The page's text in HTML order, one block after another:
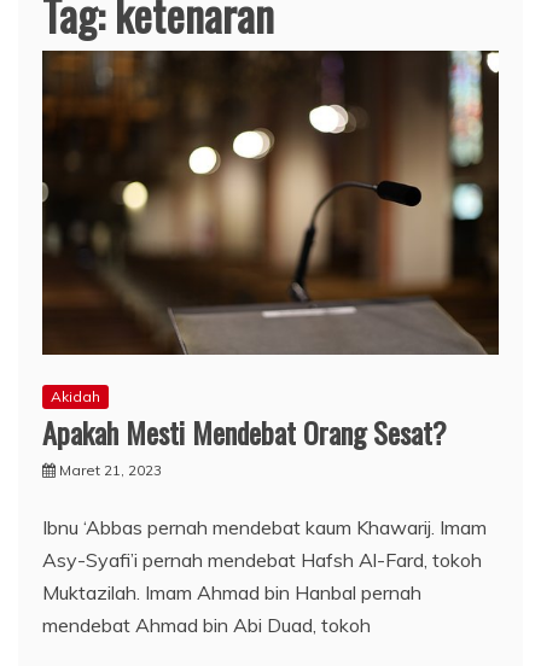
Tag:ketenaran
Akidah
Apakah Mesti Mendebat Orang Sesat?
Maret 21, 2023
Ibnu ‘Abbas pernah mendebat kaum Khawarij. Imam
Asy-Syafi’i pernah mendebat Hafsh Al-Fard, tokoh
Muktazilah. Imam Ahmad bin Hanbal pernah
mendebat Ahmad bin Abi Duad, tokoh